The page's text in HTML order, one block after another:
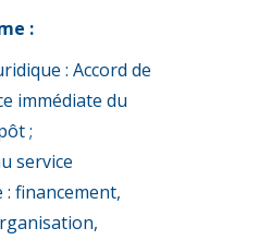
:
: Accord de
immédiate du
;
service
financement,